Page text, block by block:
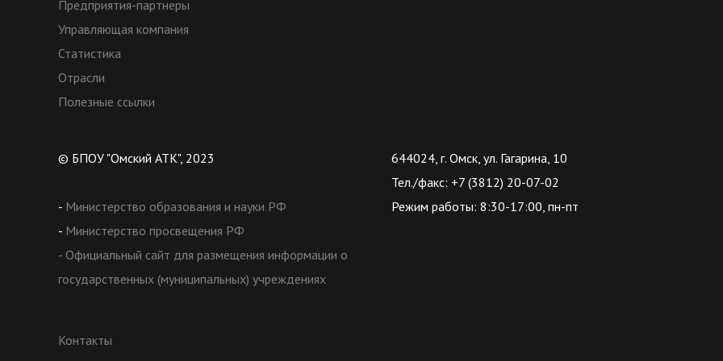
Предприятия-партнеры
Управляющая компания
Статистика
Отрасли
Полезные ссылки
© БПОУ "Омский АТК", 2023
- Министерство образования и науки РФ
- Министерство просвещения РФ
- Официальный сайт для размещения информации о
государственных (муниципальных) учреждениях
Контакты
644024, г. Омск, ул. Гагарина, 10
Тел./факс: +7 (3812) 20-07-02
Режим работы: 8:30-17:00, пн-пт